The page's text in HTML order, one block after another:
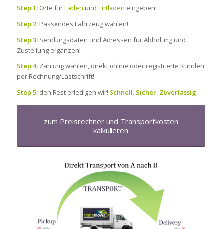
Step 1:Orte fürLaden und Entladen eingeben!
Step 2:Passendes Fahrzeug wählen!
Step 3:Sendungsdaten und Adressen für Abholung und
Zustellung ergänzen!
Step 4:Zahlung wählen, direkt online oder registrierte Kunden
per Rechnung/Lastschrift!
Step 5:den Rest erledigen wir! Schnell. Sicher. Zuverlässig.
zum Preisrechner und Transportkosten
kalkulieren